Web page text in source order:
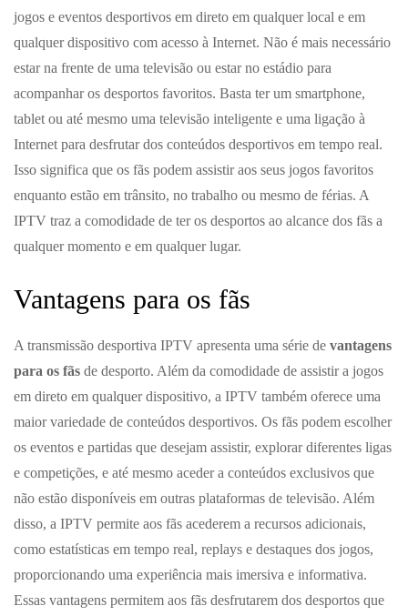
jogos e eventos desportivos em direto em qualquer local e em
qualquer dispositivo com acesso à Internet. Não é mais necessário
estar na frente de uma televisão ou estar no estádio para
acompanhar os desportos favoritos. Basta ter um smartphone,
tablet ou até mesmo uma televisão inteligente e uma ligação à
Internet para desfrutar dos conteúdos desportivos em tempo real.
Isso significa que os fãs podem assistir aos seus jogos favoritos
enquanto estão em trânsito, no trabalho ou mesmo de férias. A
IPTV traz a comodidade de ter os desportos ao alcance dos fãs a
qualquer momento e em qualquer lugar.
Vantagens para os fãs
A transmissão desportiva IPTV apresenta uma série de vantagens
para os fãs de desporto. Além da comodidade de assistir a jogos
em direto em qualquer dispositivo, a IPTV também oferece uma
maior variedade de conteúdos desportivos. Os fãs podem escolher
os eventos e partidas que desejam assistir, explorar diferentes ligas
e competições, e até mesmo aceder a conteúdos exclusivos que
não estão disponíveis em outras plataformas de televisão. Além
disso, a IPTV permite aos fãs acederem a recursos adicionais,
como estatísticas em tempo real, replays e destaques dos jogos,
proporcionando uma experiência mais imersiva e informativa.
Essas vantagens permitem aos fãs desfrutarem dos desportos que